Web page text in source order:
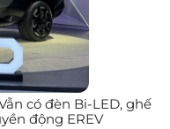
có đèn Bi-LED, ghế
động EREV